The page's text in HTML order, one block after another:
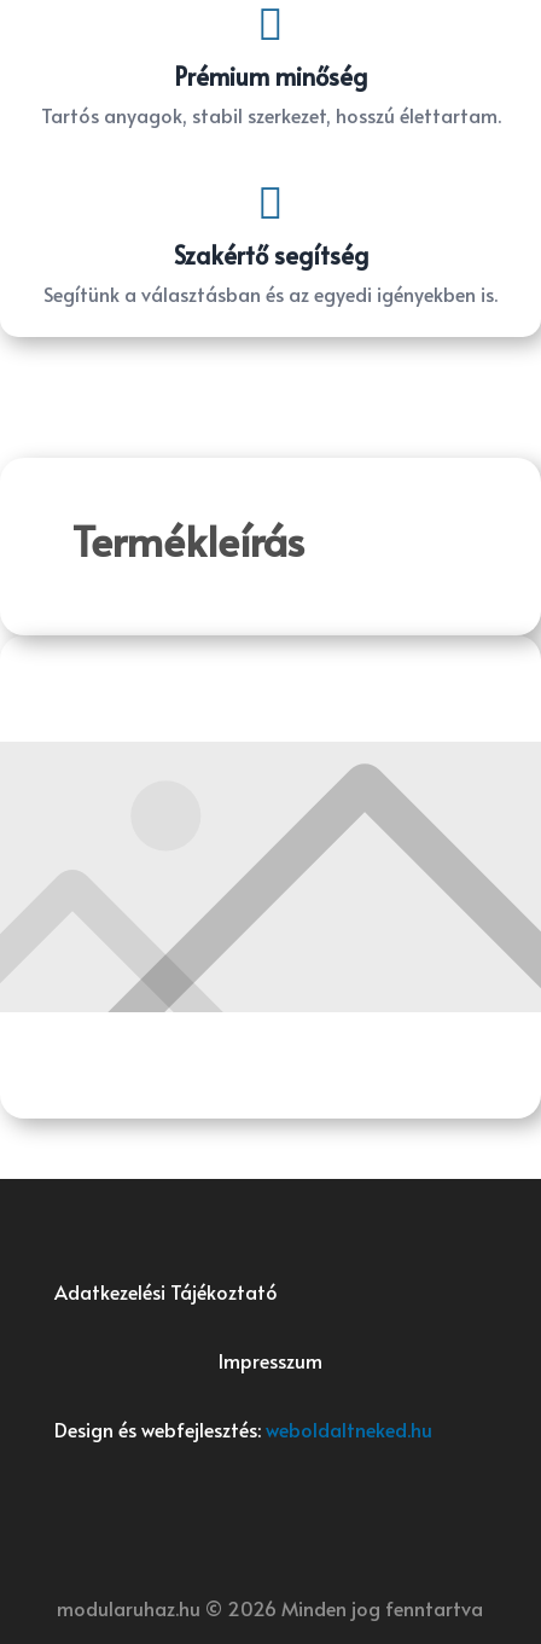

Prémium minőség
Tartós anyagok, stabil szerkezet, hosszú élettartam.

Szakértő segítség
Segítünk a választásban és az egyedi igényekben is.
Termékleírás
Adatkezelési Tájékoztató
Impresszum
Design és webfejlesztés:weboldaltneked.hu
modularuhaz.hu © 2026 Minden jog fenntartva